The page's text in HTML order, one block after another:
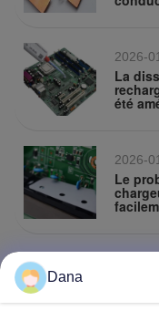
2026-
La
été
2026-
Le
Dana